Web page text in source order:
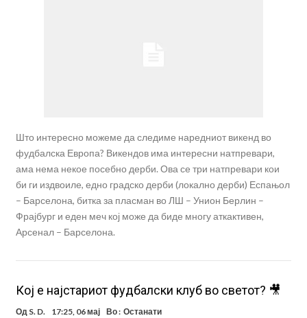
Што интересно можеме да следиме наредниот викенд во
фудбалска Европа? Викендов има интересни натпревари,
ама нема некое посебно дерби. Ова се три натпревари кои
би ги издвоиле, едно градско дерби (локално дерби) Еспањол
– Барселона, битка за пласман во ЛШ – Унион Берлин –
Фрајбург и еден меч кој може да биде многу аткактивен,
Арсенал – Барселона.
Кој е најстариот фудбалски клуб во светот? 🎥
Од S. D. 17:25, 06 мај Во : Останати